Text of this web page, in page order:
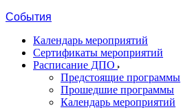
События
Календарь мероприятий
Сертификаты мероприятий
Расписание ДПО
Предстоящие программы
Прошедшие программы
Календарь мероприятий